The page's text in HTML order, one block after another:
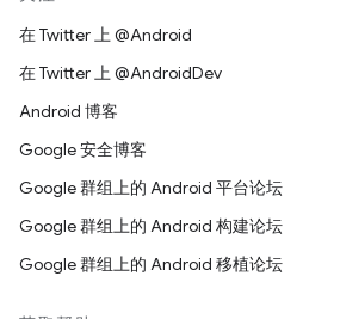
在 Twitter 上 @Android
在 Twitter 上 @AndroidDev
Android 博客
Google 安全博客
Google 群组上的 Android 平台论坛
Google 群组上的 Android 构建论坛
Google 群组上的 Android 移植论坛